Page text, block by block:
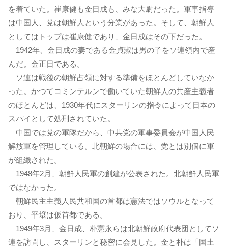
を着ていた。崔康健も金日成も、みな大尉だった。軍事指導
は中国人、党は朝鮮人という分業があった。そして、朝鮮人
としてはトップは崔康健であり、金日成はその下だった。
1942年、金日成の妻である金貞淑は男の子をソ連領内で産
んだ。金正日である。
ソ連は戦後の朝鮮占領に対する準備をほとんどしていなか
った。かつてコミンテルンで働いていた朝鮮人の共産主義者
のほとんどは、1930年代にスターリンの指令によって日本の
スパイとして処刑されていた。
中国では党の軍隊だから、中共党の軍事委員会が中国人民
解放軍を管理している。北朝鮮の場合には、党とは別個に軍
が組織された。
1948年2月、朝鮮人民軍の創建が公表された。北朝鮮人民軍
ではなかった。
朝鮮民主主義人民共和国の首都は憲法ではソウルとなって
おり、平壌は仮首都である。
1949年3月、金日成、朴憲永らは北朝鮮政府代表団としてソ
連を訪問し、スターリンと秘密に会見した。金と朴は「国土